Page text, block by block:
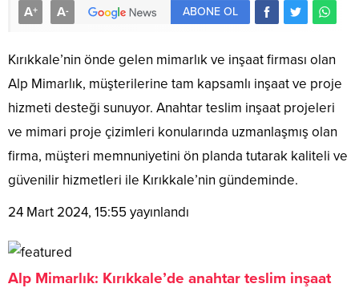
A+ A- ABONE OL
Kırıkkale’nin önde gelen mimarlık ve inşaat firması olan
Alp Mimarlık, müşterilerine tam kapsamlı inşaat ve proje
hizmeti desteği sunuyor. Anahtar teslim inşaat projeleri
ve mimari proje çizimleri konularında uzmanlaşmış olan
firma, müşteri memnuniyetini ön planda tutarak kaliteli ve
güvenilir hizmetleri ile Kırıkkale’nin gündeminde.
24 Mart 2024, 15:55 yayınlandı
Alp Mimarlık: Kırıkkale’de anahtar teslim inşaat